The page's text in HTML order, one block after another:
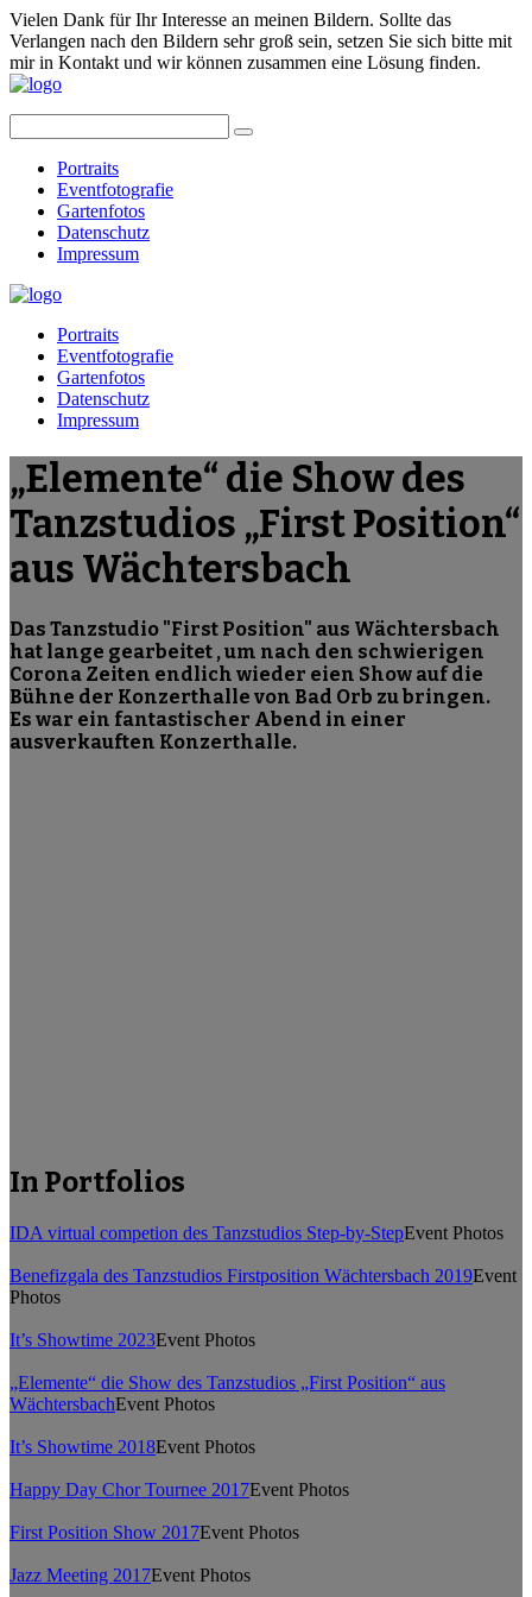
Vielen Dank für Ihr Interesse an meinen Bildern. Sollte das
Verlangen nach den Bildern sehr groß sein, setzen Sie sich bitte mit
mir in Kontakt und wir können zusammen eine Lösung finden.
Portraits
Eventfotografie
Gartenfotos
Datenschutz
Impressum
Portraits
Eventfotografie
Gartenfotos
Datenschutz
Impressum
„Elemente“ die Show des
Tanzstudios „First Position“
aus Wächtersbach
Das Tanzstudio "First Position" aus Wächtersbach
hat lange gearbeitet , um nach den schwierigen
Corona Zeiten endlich wieder eien Show auf die
Bühne der Konzerthalle von Bad Orb zu bringen.
Es war ein fantastischer Abend in einer
ausverkauften Konzerthalle.
In Portfolios
IDA virtual competion des Tanzstudios Step-by-StepEvent Photos
Benefizgala des Tanzstudios Firstposition Wächtersbach 2019Event
Photos
It’s Showtime 2023Event Photos
„Elemente“ die Show des Tanzstudios „First Position“ aus
WächtersbachEvent Photos
It’s Showtime 2018Event Photos
Happy Day Chor Tournee 2017Event Photos
First Position Show 2017Event Photos
Jazz Meeting 2017Event Photos